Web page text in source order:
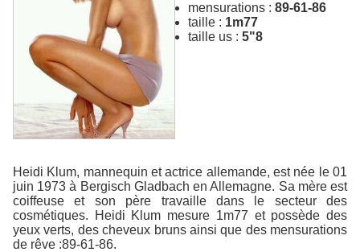
mensurations : 89-61-86
taille : 1m77
taille us : 5"8
Heidi Klum, mannequin et actrice allemande, est née le 01
juin 1973 à Bergisch Gladbach en Allemagne. Sa mère est
coiffeuse et son père travaille dans le secteur des
cosmétiques. Heidi Klum mesure 1m77 et possède des
yeux verts, des cheveux bruns ainsi que des mensurations
de rêve :89-61-86.